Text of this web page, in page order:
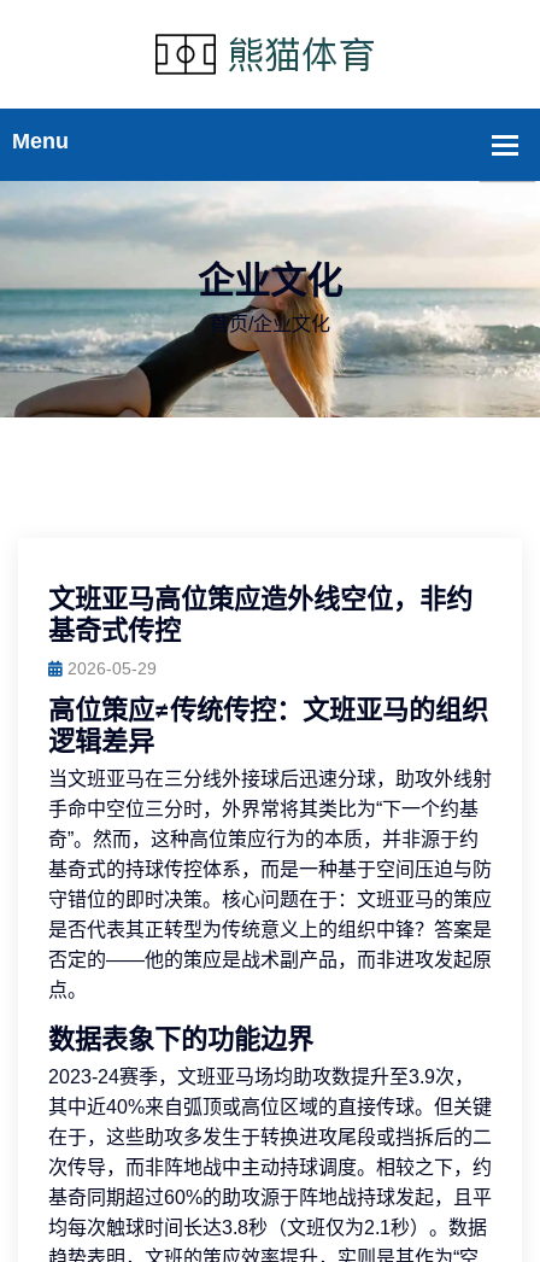
企业文化
首页/企业文化
文班亚马高位策应造外线空位，非约
基奇式传控
2026-05-29
高位策应≠传统传控：文班亚马的组织
逻辑差异
当文班亚马在三分线外接球后迅速分球，助攻外线射
手命中空位三分时，外界常将其类比为“下一个约基
奇”。然而，这种高位策应行为的本质，并非源于约
基奇式的持球传控体系，而是一种基于空间压迫与防
守错位的即时决策。核心问题在于：文班亚马的策应
是否代表其正转型为传统意义上的组织中锋？答案是
否定的——他的策应是战术副产品，而非进攻发起原
点。
数据表象下的功能边界
2023-24赛季，文班亚马场均助攻数提升至3.9次，
其中近40%来自弧顶或高位区域的直接传球。但关键
在于，这些助攻多发生于转换进攻尾段或挡拆后的二
次传导，而非阵地战中主动持球调度。相较之下，约
基奇同期超过60%的助攻源于阵地战持球发起，且平
均每次触球时间长达3.8秒（文班仅为2.1秒）。数据
趋势表明，文班的策应效率提升，实则是其作为“空